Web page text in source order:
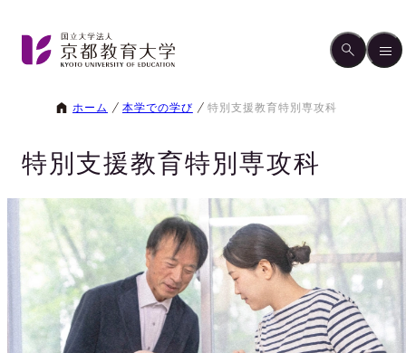
ホーム 本学での学び 特別支援教育特別専攻科
特別支援教育特別専攻科